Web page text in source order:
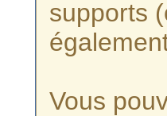
supports
Vous